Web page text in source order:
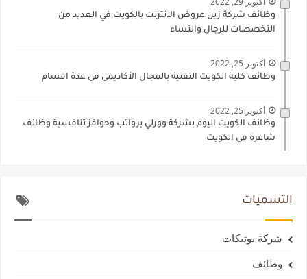
وظائف شركة زين عروض الانترنت بالكويت في العديد من
التخصصات للرجال والنساء
أكتوبر 25, 2022
وظائف كلية الكويت التقنية بالمجال الأكاديمي في عدة اقسام
أكتوبر 25, 2022
وظائف الكويت اليوم بشركة وورلي برواتب وحوافز تنافسية وظائف
شاغرة في الكويت
التسميات
شركة بوتيكات
وظائف